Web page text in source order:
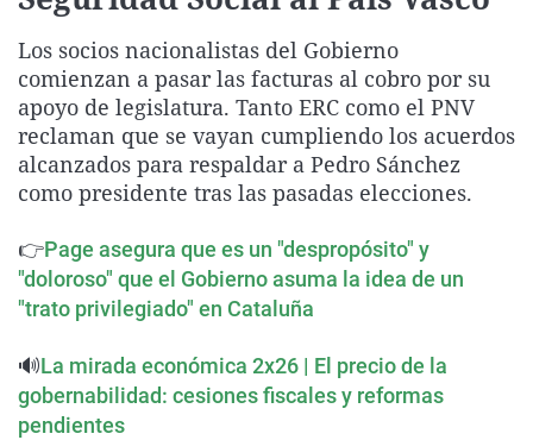
Gente viajera
Como el perro y el
Retornados
Equipo de
Operación Viuda
Galicia
La Rioja
Navarra
País Vasco
Televisión
Elecciones
Los socios nacionalistas del Gobierno
comienzan a pasar las facturas al cobro por su
apoyo de legislatura. Tanto ERC como el PNV
reclaman que se vayan cumpliendo los acuerdos
alcanzados para respaldar a Pedro Sánchez
como presidente tras las pasadas elecciones.
👉Page asegura que es un "despropósito" y
"doloroso" que el Gobierno asuma la idea de un
"trato privilegiado" en Cataluña
🔊La mirada económica 2x26 | El precio de la
gobernabilidad: cesiones fiscales y reformas
pendientes